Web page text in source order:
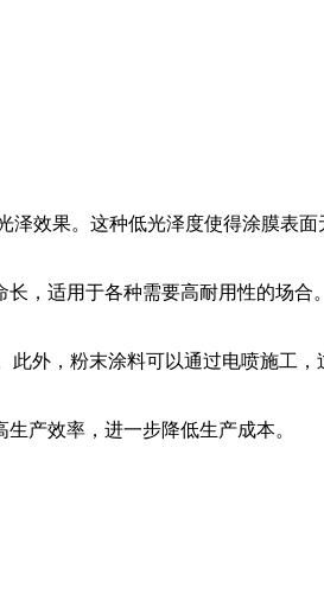
效果。这种低光泽度使得涂膜表
，适用于各种需要高耐用性的场合。
外，粉末涂料可以通过电喷施工
产效率，进一步降低生产成本。